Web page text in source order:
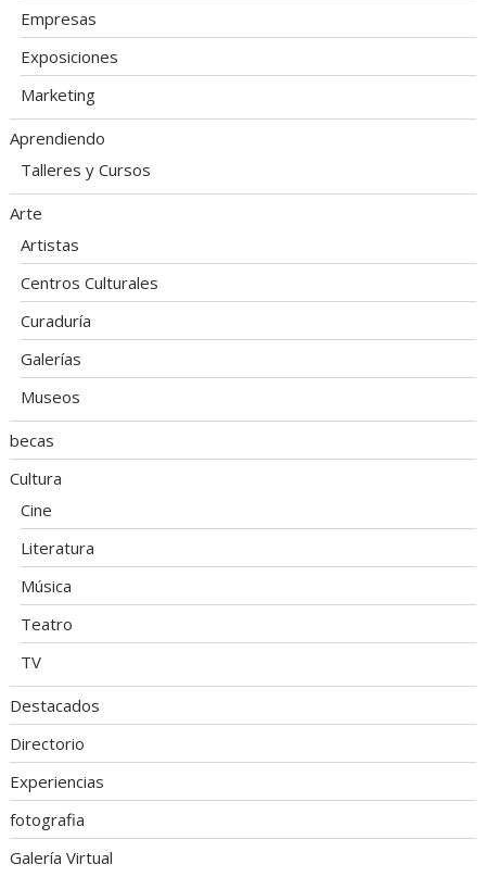
Empresas
Exposiciones
Marketing
Aprendiendo
Talleres y Cursos
Arte
Artistas
Centros Culturales
Curaduría
Galerías
Museos
becas
Cultura
Cine
Literatura
Música
Teatro
TV
Destacados
Directorio
Experiencias
fotografia
Galería Virtual